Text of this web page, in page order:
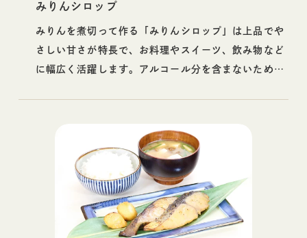
みりんシロップ
みりんを煮切って作る「みりんシロップ」は上品でや
さしい甘さが特長で、お料理やスイーツ、飲み物など
に幅広く活躍します。アルコール分を含まないため、